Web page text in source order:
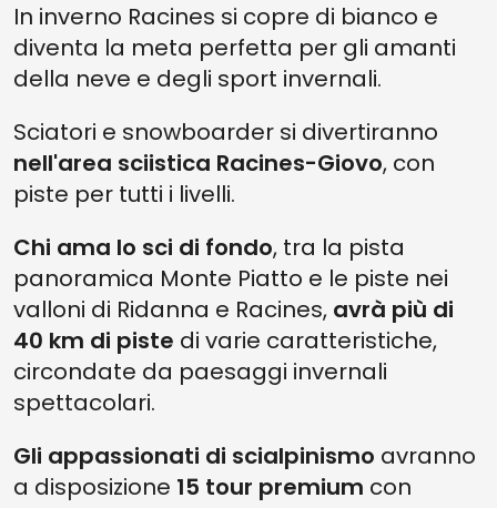
In inverno Racines si copre di bianco e
diventa la meta perfetta per gli amanti
della neve e degli sport invernali.
Sciatori e snowboarder si divertiranno
nell'area sciistica Racines-Giovo, con
piste per tutti i livelli.
Chi ama lo sci di fondo, tra la pista
panoramica Monte Piatto e le piste nei
valloni di Ridanna e Racines, avrà più di
40 km di piste di varie caratteristiche,
circondate da paesaggi invernali
spettacolari.
Gli appassionati di scialpinismo avranno
a disposizione 15 tour premium con